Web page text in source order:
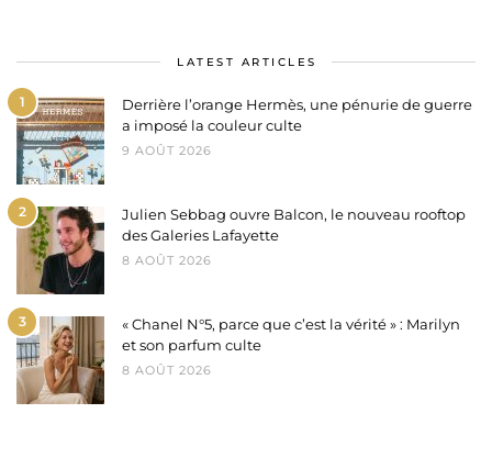
LATEST ARTICLES
1
Derrière l’orange Hermès, une pénurie de guerre
a imposé la couleur culte
9 AOÛT 2026
2
Julien Sebbag ouvre Balcon, le nouveau rooftop
des Galeries Lafayette
8 AOÛT 2026
3
« Chanel N°5, parce que c’est la vérité » : Marilyn
et son parfum culte
8 AOÛT 2026